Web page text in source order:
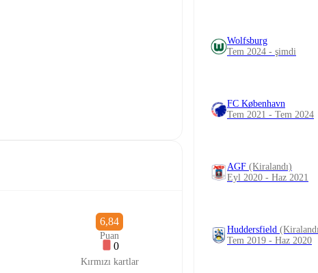
6,84
Puan
0
Kırmızı kartlar
Wolfsburg
Tem 2024 - şimdi
FC København
Tem 2021 - Tem 2024
AGF (Kiralandı)
Eyl 2020 - Haz 2021
Huddersfield
Tem 2019 - Haz 2020